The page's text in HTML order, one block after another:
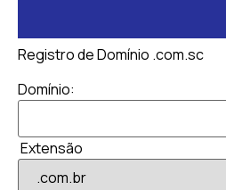
Registro de Domínio .com.sc
Domínio:
Extensão